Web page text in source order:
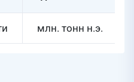
млн. тонн н.э.